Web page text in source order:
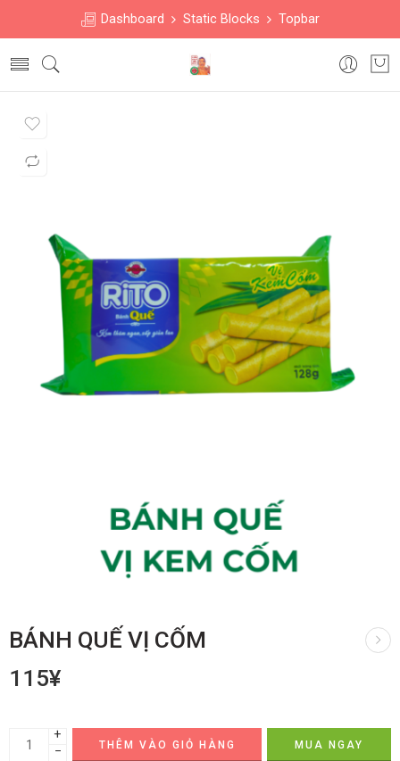
Dashboard Static Blocks Topbar
BÁNH QUẾ VỊ CỐM
115¥
+
−
THÊM VÀO GIỎ HÀNG MUA NGAY